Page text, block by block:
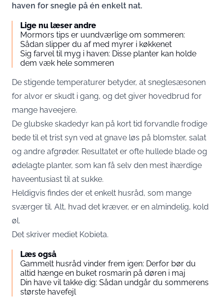
haven for snegle på én enkelt nat.
Lige nu læser andre
Mormors tips er uundværlige om sommeren:
Sådan slipper du af med myrer i køkkenet
Sig farvel til myg i haven: Disse planter kan holde
dem væk hele sommeren
De stigende temperaturer betyder, at sneglesæsonen
for alvor er skudt i gang, og det giver hovedbrud for
mange haveejere.
De glubske skadedyr kan på kort tid forvandle frodige
bede til et trist syn ved at gnave løs på blomster, salat
og andre afgrøder. Resultatet er ofte hullede blade og
ødelagte planter, som kan få selv den mest ihærdige
haveentusiast til at sukke.
Heldigvis findes der et enkelt husråd, som mange
sværger til. Alt, hvad det kræver, er en almindelig, kold
øl.
Det skriver mediet Kobieta.
Læs også
Gammelt husråd vinder frem igen: Derfor bør du
altid hænge en buket rosmarin på døren i maj
Din have vil takke dig: Sådan undgår du sommerens
største havefejl